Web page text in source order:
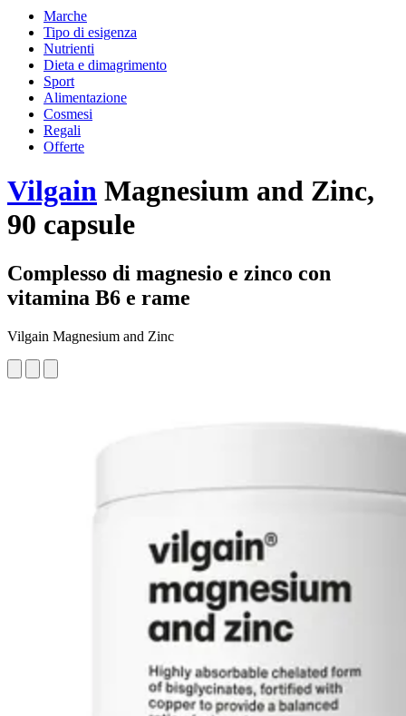
Marche
Tipo di esigenza
Nutrienti
Dieta e dimagrimento
Sport
Alimentazione
Cosmesi
Regali
Offerte
Vilgain Magnesium and Zinc,
90 capsule
Complesso di magnesio e zinco con
vitamina B6 e rame
Vilgain Magnesium and Zinc